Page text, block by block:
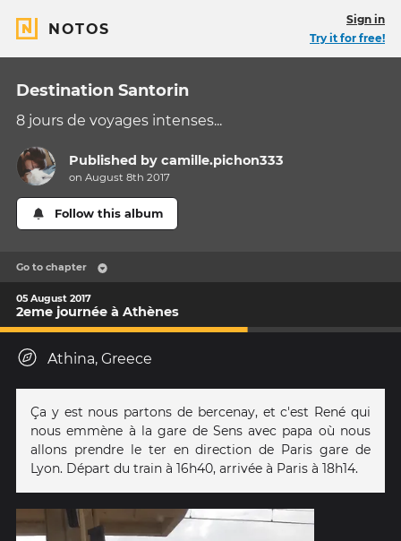
NOTOS
Sign in
Try it for free!
Destination Santorin
8 jours de voyages intenses...
Published bycamille.pichon333
on August 8th 2017
Follow this album
Go to chapter
05 August 2017
2eme journée à Athènes
Athina, Greece
Ça y est nous partons de bercenay, et c'est René qui
nous emmène à la gare de Sens avec papa où nous
allons prendre le ter en direction de Paris gare de
Lyon. Départ du train à 16h40, arrivée à Paris à 18h14.